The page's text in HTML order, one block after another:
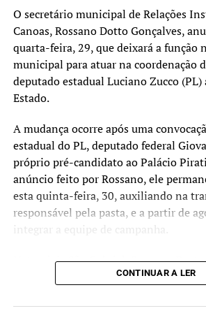
O secretário municipal de Relações
Canoas, Rossano Dotto Gonçalves,
quarta-feira, 29, que deixará a função
municipal para atuar na coordenação
deputado estadual Luciano Zucco (PL)
Estado.
A mudança ocorre após uma
estadual do PL, deputado federal
próprio pré-candidato ao Palácio
anúncio feito por Rossano, ele
esta quinta-feira, 30, auxiliando na
responsável pela pasta, e a partir de
integrar a equipe de campanha.
Natural de São Gabriel, Rossano Dotto
trajetória na gestão pública municipal.
CONTINUAR A LER